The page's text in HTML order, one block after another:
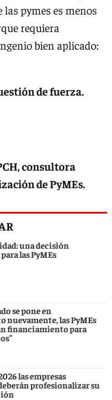
pymes es menos
requiera
bien aplicado:
de fuerza.
consultora
de PyMEs.
una decisión
las PyMEs
se pone en
nuevamente, las PyMEs
financiamiento para
las empresas
profesionalizar su